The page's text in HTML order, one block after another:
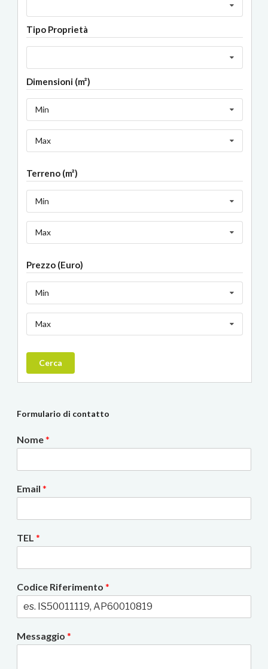
Tipo Proprietà
Dimensioni (m²)
Min
Max
Terreno (m²)
Min
Max
Prezzo (Euro)
Min
Max
Cerca
Formulario di contatto
Nome*
Email *
TEL *
Codice Riferimento *
Messaggio *